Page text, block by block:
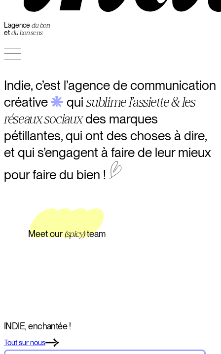
L’agencedu bon
etdu bon sens
Indie, c’est l’agence de communication
créative
quisublime l’assiette & les
réseaux sociauxdes marques
pétillantes, qui ont des choses à dire,
et qui s’engagent à faire de leur mieux
pour faire du bien !
Meet our (spicy)team
INDIE, enchantée !
Tout sur nous